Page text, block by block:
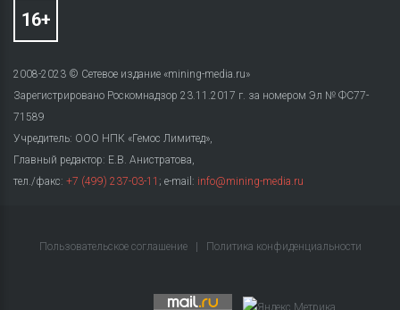
2008-2023 © Сетевое издание «mining-media.ru»
Зарегистрировано Роскомнадзор 23.11.2017 г. за номером Эл № ФС77-
71589
Учредитель: ООО НПК «Гемос Лимитед»,
Главный редактор: Е.В. Анистратова,
тел./факс: +7 (499) 237-03-11 ; e-mail: info@mining-media.ru
Пользовательское соглашение Политика конфиденциальности